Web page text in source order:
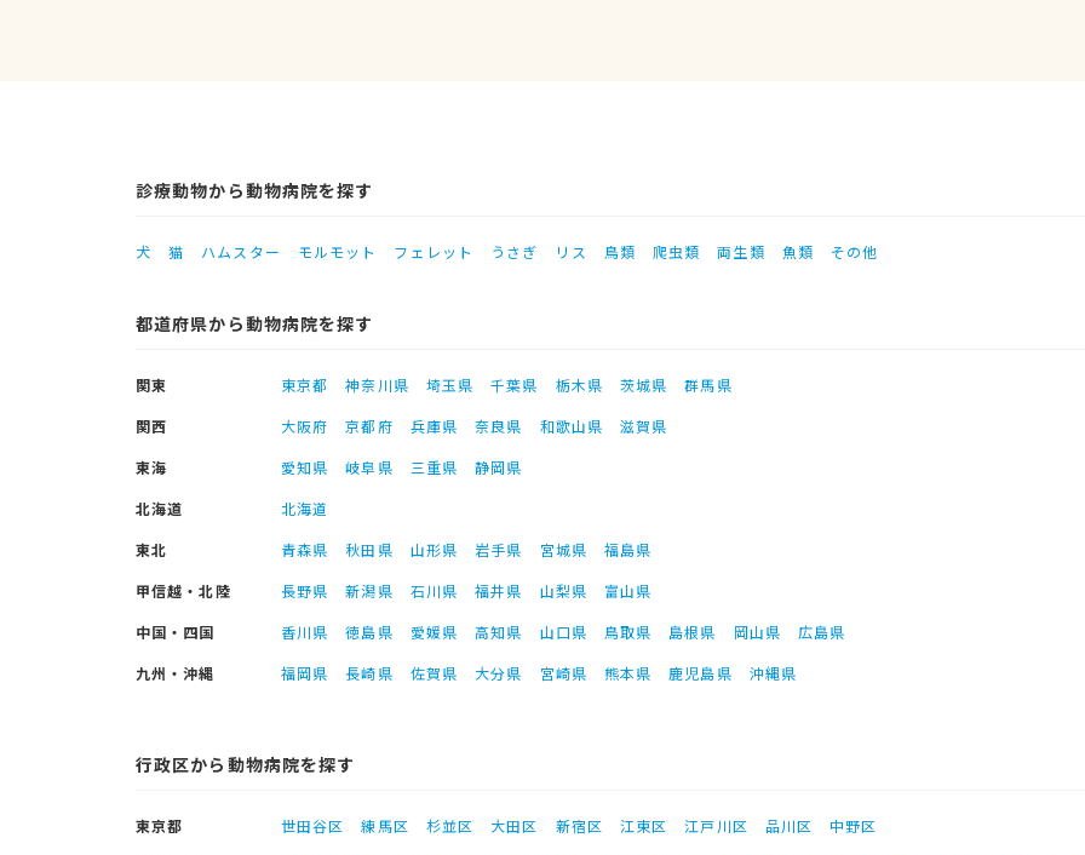
診療動物から動物病院を探す
犬 猫 ハムスター モルモット フェレット うさぎ リス 鳥類 爬虫類 両生類 魚類 その他
都道府県から動物病院を探す
関東 東京都 神奈川県 埼玉県 千葉県 栃木県 茨城県
群馬県
関西
大阪府 京都府 兵庫県 奈良県 和歌山県
滋賀県
東海
愛知県 岐阜県 三重県
静岡県
北海道
北海道
東北
青森県 秋田県 山形県 岩手県 宮城県
福島県
甲信越・北陸
長野県 新潟県 石川県 福井県 山梨県
富山県
中国・四国
香川県 徳島県 愛媛県 高知県 山口県 鳥取県 島根県 岡山県
広島県
九州・沖縄
福岡県 長崎県 佐賀県 大分県 宮崎県 熊本県 鹿児島県 沖縄県
行政区から動物病院を探す
東京都 世田谷区 練馬区 杉並区 大田区 新宿区 江東区 江戸川区 品川区
中野区